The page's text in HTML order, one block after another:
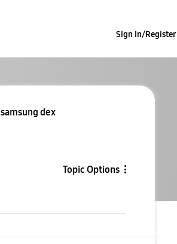
Sign In/Register
Re: Re: عندي A54 ولا يوجد فيه samsung dex
Topic Options